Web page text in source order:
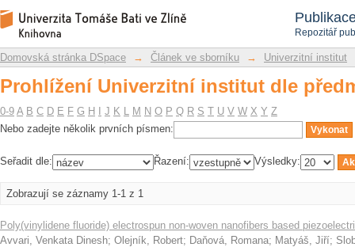
Repozitář
Prohlížení Univerzitní institut dle
Repozitář DSpace/Manakin
Domovská stránka DSpace → Článek ve sborníku → Univerzitní institut
Prohlížení Univerzitní institut dle
0-9 A B C D E F G H J K L M N O P Q R S T U V W X Y Z
Nebo zadejte několik prvních písmen:
Seřadit dle: Řazení: Výsledky:
Zobrazují se záznamy 1-1 z 1
Poly(vinylidene fluoride) electrospun non-woven nanofibers based
Avvari, Venkata Dinesh; Olejník, Robert; Daňová, Romana; Matyáš, Jiří;